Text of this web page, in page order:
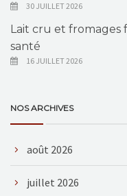
30 JUILLET 2026
Lait cru et fromages
santé
16 JUILLET 2026
NOS ARCHIVES
août 2026
juillet 2026